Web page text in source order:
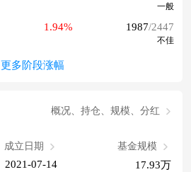
一般
1.94% 1987/2447
不佳
更多阶段涨幅
概况、持仓、规模、分红
成立日期
2021-07-14
基金规模
17.93万